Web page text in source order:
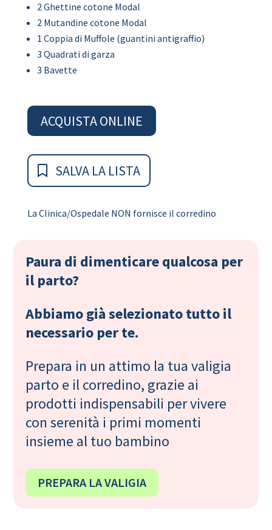
2 Ghettine cotone Modal
2 Mutandine cotone Modal
1 Coppia di Muffole (guantini antigraffio)
3 Quadrati di garza
3 Bavette
ACQUISTA ONLINE
SALVA LA LISTA
La Clinica/Ospedale NON fornisce il corredino
Paura di dimenticare qualcosa per
il parto?
Abbiamo già selezionato tutto il
necessario per te.
Prepara in un attimo la tua valigia
parto e il corredino, grazie ai
prodotti indispensabili per vivere
con serenità i primi momenti
insieme al tuo bambino
PREPARA LA VALIGIA